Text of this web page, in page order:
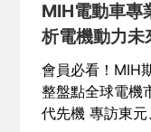
MIH電動車專
析電機動力未
會員必看！MIH
整盤點全球電機
代先機 專訪東